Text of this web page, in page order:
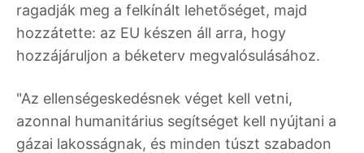
ragadják meg a felkínált lehetőséget, majd
hozzátette: az EU készen áll arra, hogy
hozzájáruljon a béketerv megvalósulásához.
"Az ellenségeskedésnek véget kell vetni,
azonnal humanitárius segítséget kell nyújtani a
gázai lakosságnak, és minden túszt szabadon